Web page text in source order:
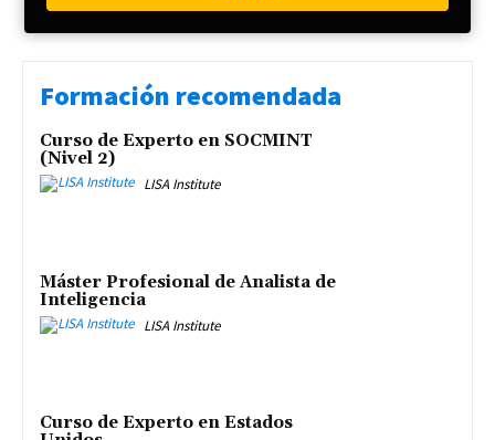
Formación recomendada
Curso de Experto en SOCMINT
(Nivel 2)
LISA Institute
Máster Profesional de Analista de
Inteligencia
LISA Institute
Curso de Experto en Estados